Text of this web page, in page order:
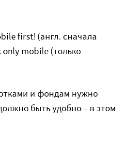
first! (англ. сначала
mobile (только
и фондам нужно
быть удобно – в этом